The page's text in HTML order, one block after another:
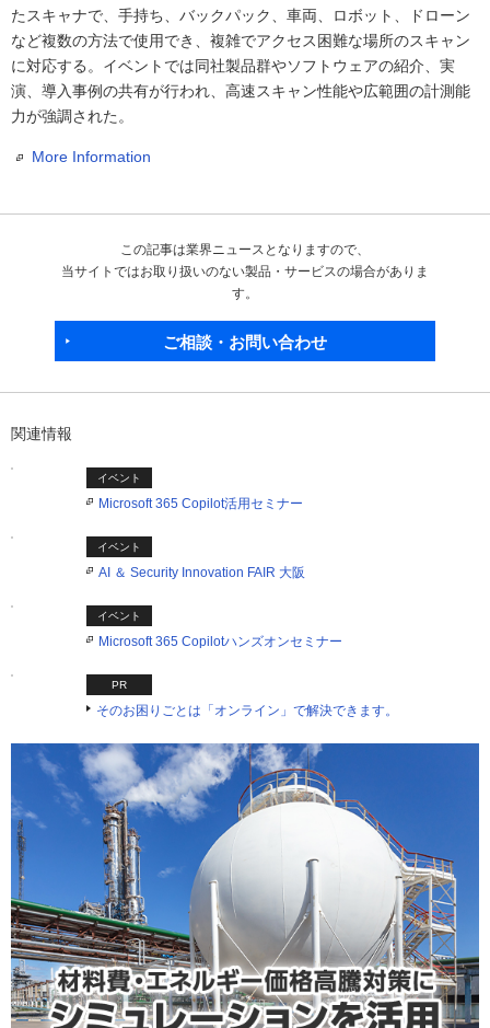
たスキャナで、手持ち、バックパック、車両、ロボット、ドローン
など複数の方法で使用でき、複雑でアクセス困難な場所のスキャン
に対応する。イベントでは同社製品群やソフトウェアの紹介、実
演、導入事例の共有が行われ、高速スキャン性能や広範囲の計測能
力が強調された。
More Information
この記事は業界ニュースとなりますので、
当サイトではお取り扱いのない製品・サービスの場合がありま
す。
ご相談・お問い合わせ
関連情報
イベント
Microsoft 365 Copilot活用セミナー
イベント
AI ＆ Security Innovation FAIR 大阪
イベント
Microsoft 365 Copilotハンズオンセミナー
PR
そのお困りごとは「オンライン」で解決できます。